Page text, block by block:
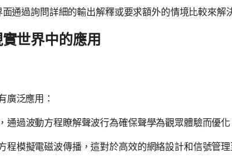
通過詢問詳細的輸出解釋或要求額外的情境比較來解
世界中的應用
廣泛應用：
通過波動方程瞭解聲波行為確保聲學為觀眾體驗而優化
程模擬電磁波傳播，這對於高效的網絡設計和信號管理